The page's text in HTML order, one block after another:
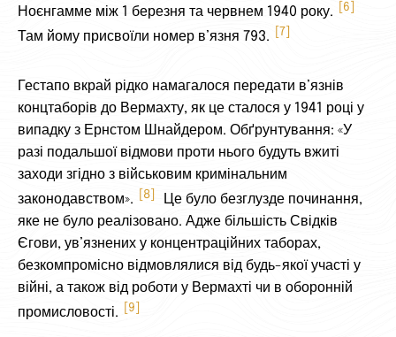
Ноєнгамме між 1 березня та червнем 1940 року. 6
Там йому присвоїли номер в’язня 793. 7
Гестапо вкрай рідко намагалося передати в’язнів
концтаборів до Вермахту, як це сталося у 1941 році у
випадку з Ернстом Шнайдером. Обґрунтування: «У
разі подальшої відмови проти нього будуть вжиті
заходи згідно з військовим кримінальним
законодавством».
8
Це було безглузде починання,
яке не було реалізовано. Адже більшість Свідків
Єгови, ув’язнених у концентраційних таборах,
безкомпромісно відмовлялися від будь-якої участі у
війні, а також від роботи у Вермахті чи в оборонній
промисловості.
9